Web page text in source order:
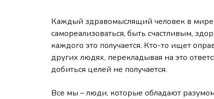
Каждый здравомыслящий человек в мире
самореализоваться, быть счастливым,
каждого это получается. Кто-то ищет
других людях, перекладывая на это
добиться целей не получается.
Все мы – люди, которые обладают